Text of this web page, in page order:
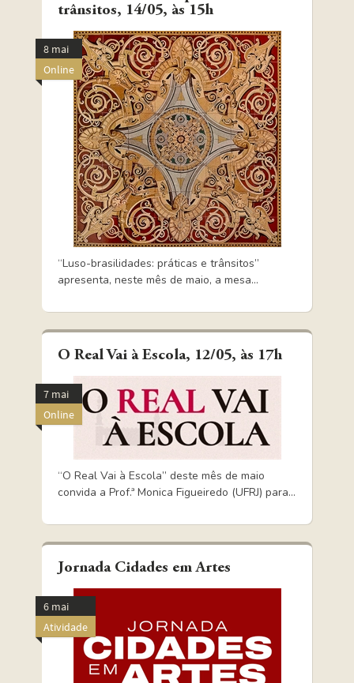
trânsitos, 14/05, às 15h
8 mai
Online
“Luso-brasilidades: práticas e trânsitos”
apresenta, neste mês de maio, a mesa...
O Real Vai à Escola, 12/05, às 17h
7 mai
Online
“O Real Vai à Escola” deste mês de maio
convida a Prof.ª Monica Figueiredo (UFRJ) para...
Jornada Cidades em Artes
6 mai
Atividade